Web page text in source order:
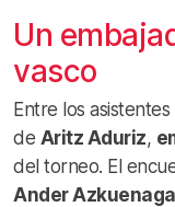
Un
vasco
Entre los
de Aritz Aduriz,
del torneo. El
Ander